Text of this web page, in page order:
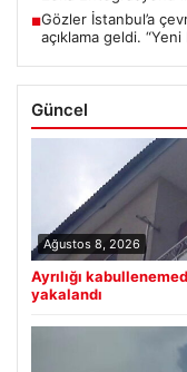
■Gözler İstanbul’a
açıklama geldi.
Güncel
Ağustos 8, 2026
Ayrılığı
yakalandı